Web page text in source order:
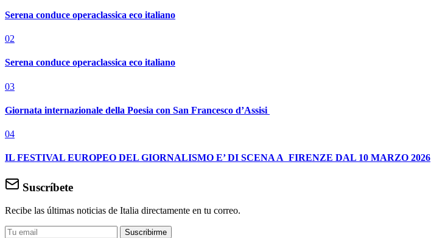
Serena conduce operaclassica eco italiano
02
Serena conduce operaclassica eco italiano
03
Giornata internazionale della Poesia con San Francesco d’Assisi
04
IL FESTIVAL EUROPEO DEL GIORNALISMO E’ DI SCENA A FIRENZE DAL 10 MARZO 2026
Suscríbete
Recibe las últimas noticias de Italia directamente en tu correo.
Suscribirme